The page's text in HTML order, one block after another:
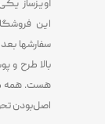
آویزساز
این
سفارشها
بالا طرح و
اصل‌بودن